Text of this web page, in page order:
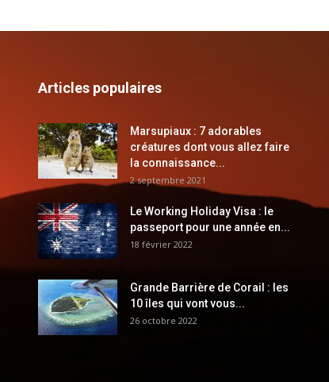
Articles populaires
Marsupiaux : 7 adorables
créatures dont vous allez faire
la connaissance...
2 septembre 2021
Le Working Holiday Visa : le
passeport pour une année en...
18 février 2022
Grande Barrière de Corail : les
10 îles qui vont vous...
26 octobre 2022